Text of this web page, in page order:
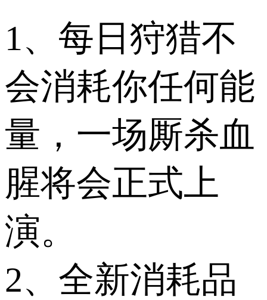
1、每日狩猎不
会消耗你任何能
量，一场厮杀血
腥将会正式上
演。
2、全新消耗品